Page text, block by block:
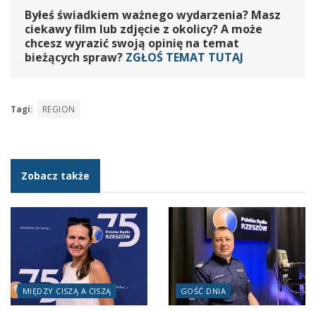
Byłeś świadkiem ważnego wydarzenia? Masz
ciekawy film lub zdjęcie z okolicy? A może
chcesz wyrazić swoją opinię na temat
bieżących spraw? ZGŁOŚ TEMAT TUTAJ
Tagi: REGION
Zobacz także
MIĘDZY CISZĄ A CISZĄ GOŚĆ DNIA